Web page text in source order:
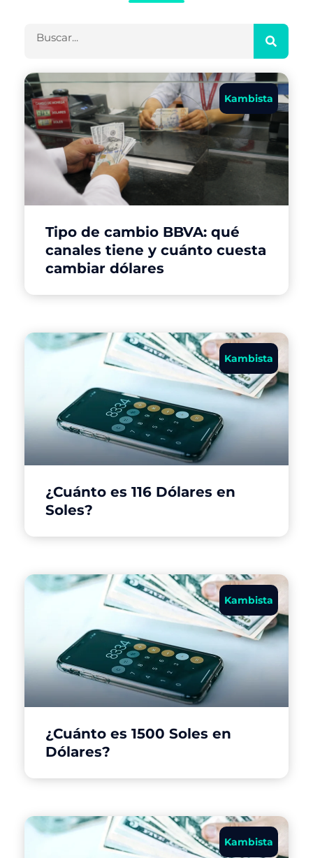
Kambista
Tipo de cambio BBVA: qué
canales tiene y cuánto cuesta
cambiar dólares
Kambista
¿Cuánto es 116 Dólares en
Soles?
Kambista
¿Cuánto es 1500 Soles en
Dólares?
Kambista